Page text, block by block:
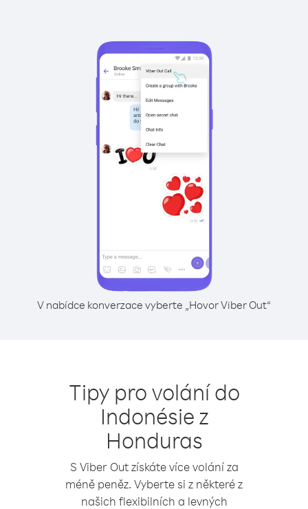
V nabídce konverzace vyberte „Hovor Viber Out“
Tipy pro volání do
Indonésie z
Honduras
S Viber Out získáte více volání za
méně peněz. Vyberte si z některé z
našich flexibilních a levných